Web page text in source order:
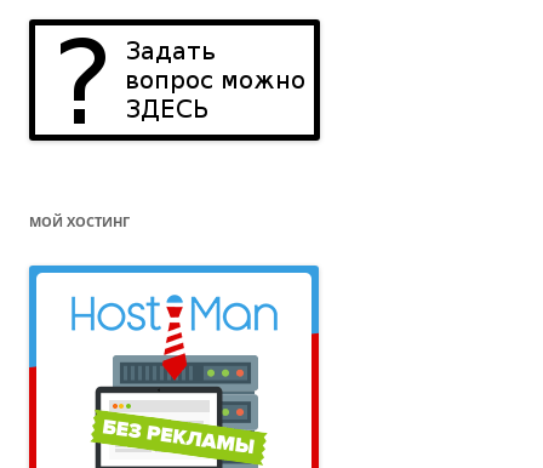
МОЙ ХОСТИНГ